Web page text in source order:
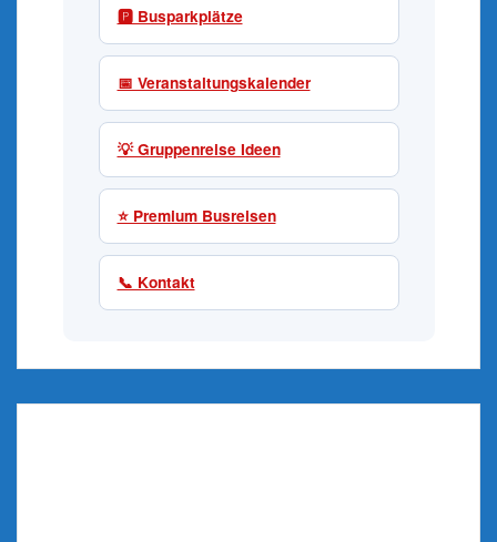
🅿️ Busparkplätze
📅 Veranstaltungskalender
💡 Gruppenreise Ideen
⭐ Premium Busreisen
📞 Kontakt